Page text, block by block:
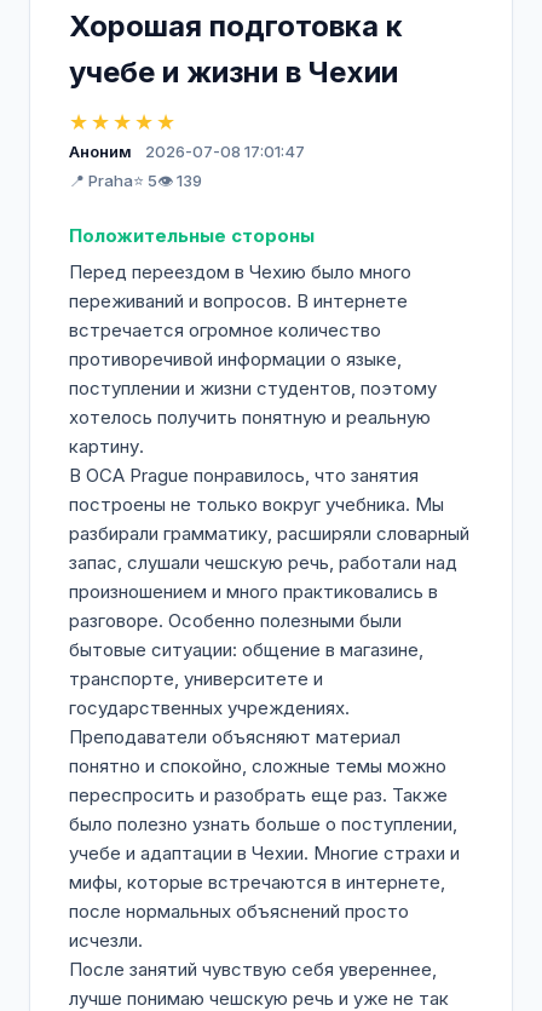
Хорошая подготовка к
учебе и жизни в Чехии
★★★★★
Аноним
2026-07-08 17:01:47
📍 Praha⭐ 5👁️ 139
Положительные стороны
Перед переездом в Чехию было много
переживаний и вопросов. В интернете
встречается огромное количество
противоречивой информации о языке,
поступлении и жизни студентов, поэтому
хотелось получить понятную и реальную
картину.
В OCA Prague понравилось, что занятия
построены не только вокруг учебника. Мы
разбирали грамматику, расширяли словарный
запас, слушали чешскую речь, работали над
произношением и много практиковались в
разговоре. Особенно полезными были
бытовые ситуации: общение в магазине,
транспорте, университете и
государственных учреждениях.
Преподаватели объясняют материал
понятно и спокойно, сложные темы можно
переспросить и разобрать еще раз. Также
было полезно узнать больше о поступлении,
учебе и адаптации в Чехии. Многие страхи и
мифы, которые встречаются в интернете,
после нормальных объяснений просто
исчезли.
После занятий чувствую себя увереннее,
лучше понимаю чешскую речь и уже не так